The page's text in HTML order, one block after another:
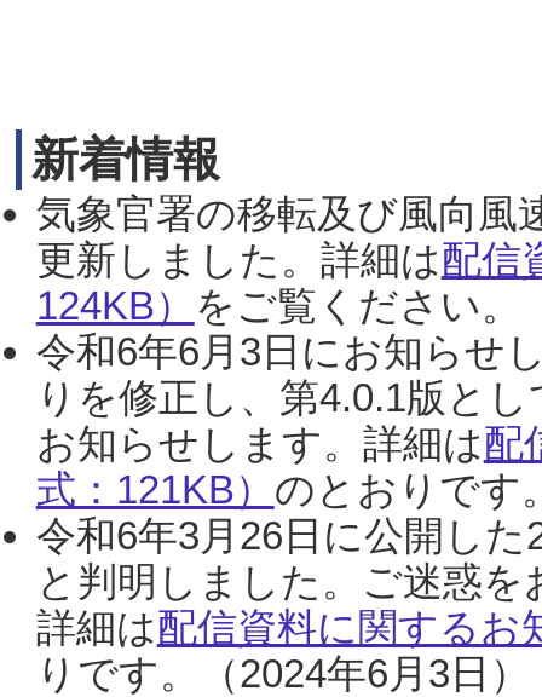
新着情報
気象官署の移転及び風向風
更新しました。詳細は配信
124KB） をご覧ください。
令和6年6月3日にお知らせ
りを修正し、第4.0.1版と
お知らせします。詳細は配
式：121KB） のとおりです
令和6年3月26日に公開し
と判明しました。ご迷惑
詳細は配信資料に関するお
りです。（2024年6月3日）